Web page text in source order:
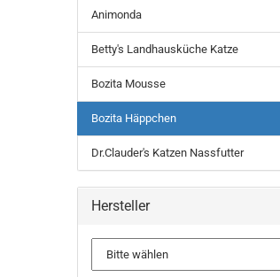
Animonda
Betty's Landhausküche Katze
Bozita Mousse
Bozita Häppchen
Dr.Clauder's Katzen Nassfutter
Hersteller